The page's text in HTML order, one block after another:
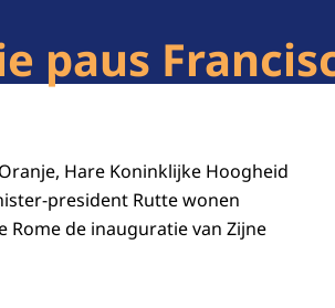
paus
Hare Koninklijke Hoogheid
president Rutte wonen
Rome de inauguratie van Zijne